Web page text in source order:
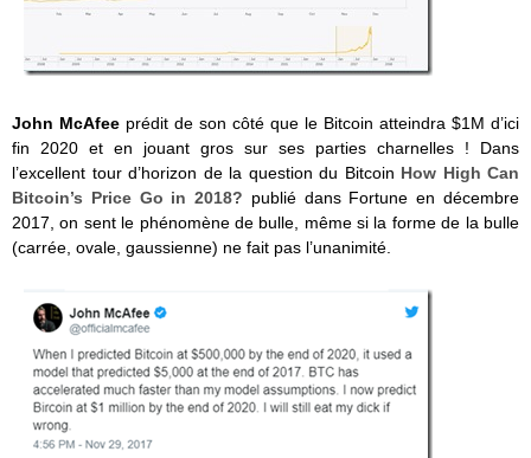
John McAfee prédit de son côté que le Bitcoin atteindra $1M d’ici
fin 2020 et en jouant gros sur ses parties charnelles ! Dans
l’excellent tour d’horizon de la question du Bitcoin How High Can
Bitcoin’s Price Go in 2018? publié dans Fortune en décembre
2017, on sent le phénomène de bulle, même si la forme de la bulle
(carrée, ovale, gaussienne) ne fait pas l’unanimité.